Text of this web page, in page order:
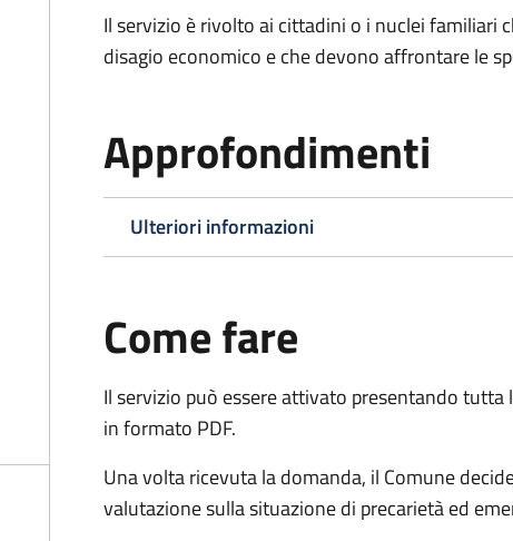
Il servizio è rivolto ai cittadini o i nuclei familiari
disagio economico e che devono affrontare le
Approfondimenti
Ulteriori informazioni
Come fare
Il servizio può essere attivato presentando
in formato PDF.
Una volta ricevuta la domanda, il Comune
valutazione sulla situazione di precarietà ed